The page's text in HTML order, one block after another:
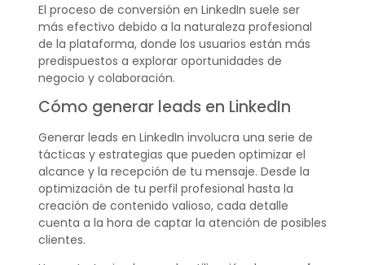
El proceso de conversión en LinkedIn suele ser
más efectivo debido a la naturaleza profesional
de la plataforma, donde los usuarios están más
predispuestos a explorar oportunidades de
negocio y colaboración.
Cómo generar leads en LinkedIn
Generar leads en LinkedIn involucra una serie de
tácticas y estrategias que pueden optimizar el
alcance y la recepción de tu mensaje. Desde la
optimización de tu perfil profesional hasta la
creación de contenido valioso, cada detalle
cuenta a la hora de captar la atención de posibles
clientes.